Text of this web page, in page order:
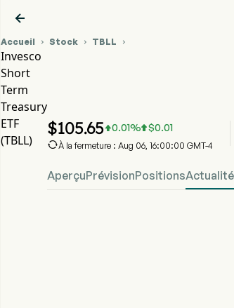

Accueil  Stock  TBLL 
Invesco
Short
Term
Treasury
ETF
(TBLL)
$105.650.01% $0.01
À la fermeture : Aug 06, 16:00:00 GMT-4
AperçuPrévisionPositions